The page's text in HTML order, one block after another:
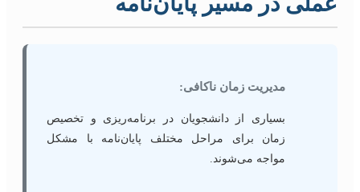
مدیریت زمان ناکافی:
بسیاری از دانشجویان در برنامه‌ریزی و تخصیص
زمان برای مراحل مختلف پایان‌نامه با مشکل
مواجه می‌شوند.